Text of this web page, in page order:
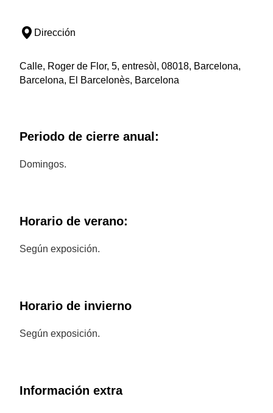
Dirección
Calle, Roger de Flor, 5, entresòl, 08018, Barcelona,
Barcelona, El Barcelonès, Barcelona
Periodo de cierre anual:
Domingos.
Horario de verano:
Según exposición.
Horario de invierno
Según exposición.
Información extra